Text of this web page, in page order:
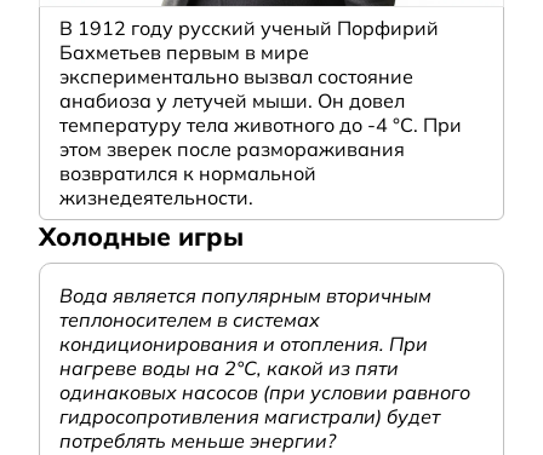
В 1912 году русский ученый Порфирий
Бахметьев первым в мире
экспериментально вызвал состояние
анабиоза у летучей мыши. Он довел
температуру тела животного до -4 °C. При
этом зверек после размораживания
возвратился к нормальной
жизнедеятельности.
Холодные игры
Вода является популярным вторичным
теплоносителем в системах
кондиционирования и отопления. При
нагреве воды на 2°С, какой из пяти
одинаковых насосов (при условии равного
гидросопротивления магистрали) будет
потреблять меньше энергии?